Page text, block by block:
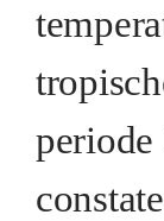
periode